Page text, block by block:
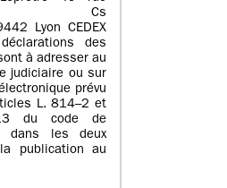
Cs
Lyon CEDEX
des
à adresser au
judiciaire ou sur
prévu
L. 814–2 et
du code de
dans les deux
publication au